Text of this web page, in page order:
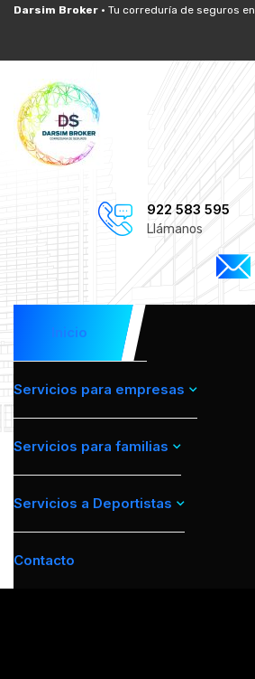
Darsim Broker · Tu correduría de seguros en
922 583 595
Llámanos
Inicio
Servicios para empresas
Servicios para familias
Servicios a Deportistas
Contacto